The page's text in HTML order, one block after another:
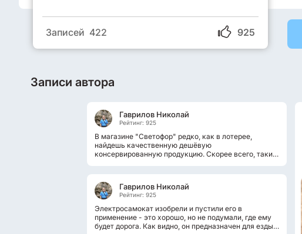
925
Записей 422
Записи автора
Гаврилов Николай
Рейтинг: 925
В магазине "Светофор" редко, как в лотерее,
найдешь качественную дешёвую
консервированную продукцию. Скорее всего, такие
Гаврилов Николай
Рейтинг: 925
Электросамокат изобрели и пустили его в
применение - это хорошо, но не подумали, где ему
будет дорога. Как видно, он предназначен для езды